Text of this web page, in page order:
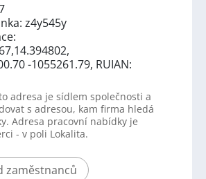
z4y545y
-1055261.79, RUIAN:
adresa je sídlem společnosti a
s adresou, kam firma hledá
Adresa pracovní nabídky je
- v poli Lokalita.
zaměstnanců